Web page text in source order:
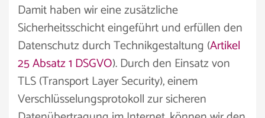
Damit haben wir eine zusätzliche
Sicherheitsschicht eingeführt und erfüllen den
Datenschutz durch Technikgestaltung (Artikel
25 Absatz 1 DSGVO). Durch den Einsatz von
TLS (Transport Layer Security), einem
Verschlüsselungsprotokoll zur sicheren